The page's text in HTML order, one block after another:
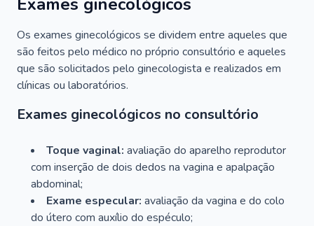
Os exames ginecológicos se dividem entre aqueles que
são feitos pelo médico no próprio consultório e aqueles
que são solicitados pelo ginecologista e realizados em
clínicas ou laboratórios.
Exames ginecológicos no consultório
Toque vaginal: avaliação do aparelho reprodutor
com inserção de dois dedos na vagina e apalpação
abdominal;
Exame especular: avaliação da vagina e do colo
do útero com auxílio do espéculo;